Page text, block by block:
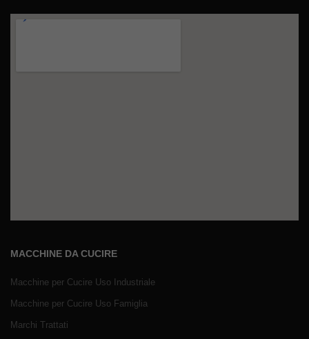
MACCHINE DA CUCIRE
Macchine per Cucire Uso Industriale
Macchine per Cucire Uso Famiglia
Marchi Trattati